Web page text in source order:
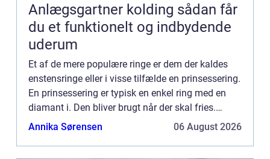
Anlægsgartner kolding sådan får
du et funktionelt og indbydende
uderum
Et af de mere populære ringe er dem der kaldes
enstensringe eller i visse tilfælde en prinsessering.
En prinsessering er typisk en enkel ring med en
diamant i. Den bliver brugt når der skal fries.
Senere kan man skifte stenen ud med...
Annika Sørensen 06 August 2026